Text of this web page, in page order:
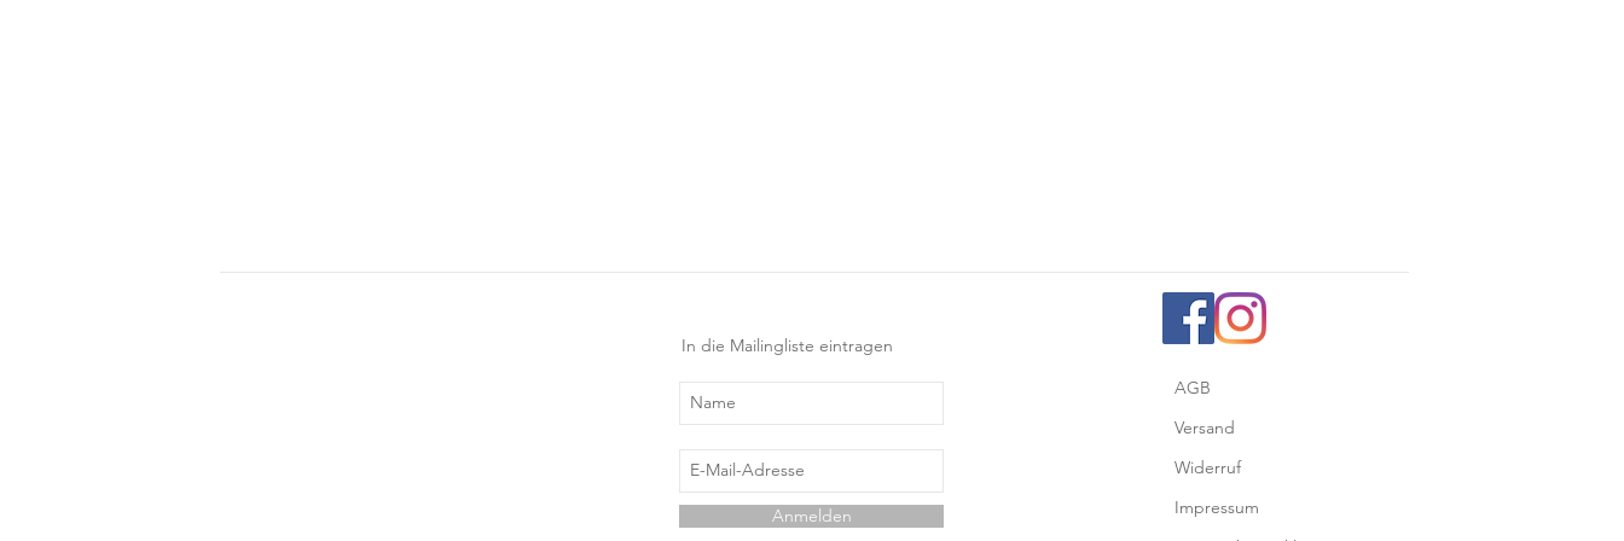
In die Mailingliste eintragen
Anmelden
AGB
Versand
Widerruf
Impressum